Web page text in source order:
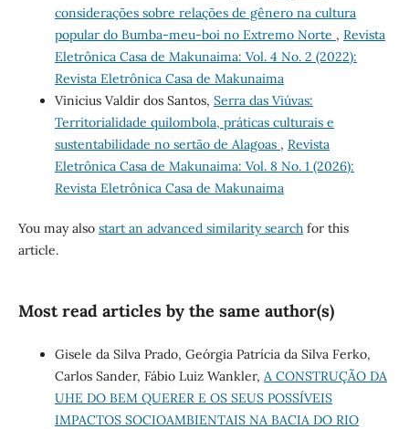
considerações sobre relações de gênero na cultura
popular do Bumba-meu-boi no Extremo Norte , Revista
Eletrônica Casa de Makunaima: Vol. 4 No. 2 (2022):
Revista Eletrônica Casa de Makunaima
Vinicius Valdir dos Santos, Serra das Viúvas:
Territorialidade quilombola, práticas culturais e
sustentabilidade no sertão de Alagoas , Revista
Eletrônica Casa de Makunaima: Vol. 8 No. 1 (2026):
Revista Eletrônica Casa de Makunaima
You may also start an advanced similarity searchfor this
article.
Most read articles by the same author(s)
Gisele da Silva Prado, Geórgia Patrícia da Silva Ferko,
Carlos Sander, Fábio Luiz Wankler, A CONSTRUÇÃO DA
UHE DO BEM QUERER E OS SEUS POSSÍVEIS
IMPACTOS SOCIOAMBIENTAIS NA BACIA DO RIO